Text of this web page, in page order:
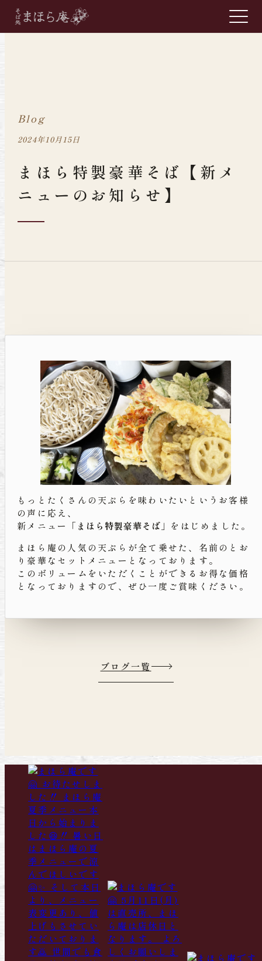
Blog
2024年10月15日
まほら特製豪華そば【新メ
ニューのお知らせ】
もっとたくさんの天ぷらを味わいたいというお客様
の声に応え、
新メニュー
「まほら特製豪華そば」 をはじめました。
まほら庵の人気の天ぷらが全て乗せた、名前のとお
り豪華なセットメニューとなっております。
このボリュームをいただくことができるお得な価格
となっておりますので、ぜひ一度ご賞味ください。
ブログ一覧